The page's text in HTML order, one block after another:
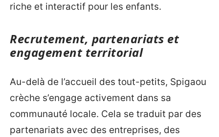
riche et interactif pour les enfants.
Recrutement, partenariats et
engagement territorial
Au-delà de l’accueil des tout-petits, Spigaou
crèche s’engage activement dans sa
communauté locale. Cela se traduit par des
partenariats avec des entreprises, des